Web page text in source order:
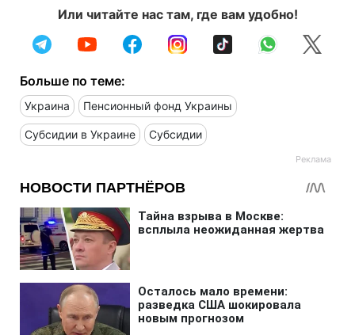
Или читайте нас там, где вам удобно!
Больше по теме:
Украина Пенсионный фонд Украины
Субсидии в Украине Субсидии